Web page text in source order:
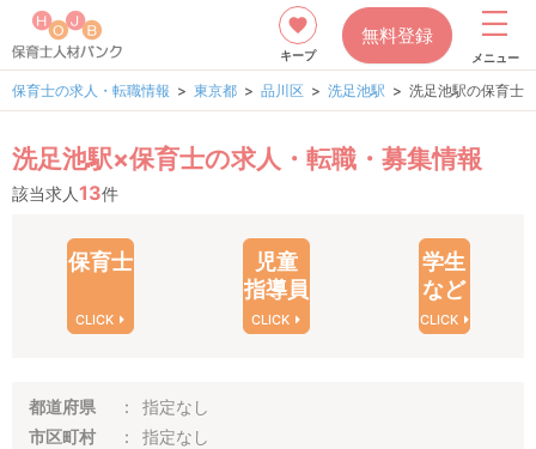
キープ
無料登録
メニュー
保育士の求人・転職情報 東京都 品川区 洗足池駅 洗足池駅の保育士
洗足池駅×保育士の求人・転職・募集情報
該当求人13件
保育士
CLICK
児童
指導員
CLICK
学生
など
CLICK
都道府県
指定なし
市区町村
指定なし